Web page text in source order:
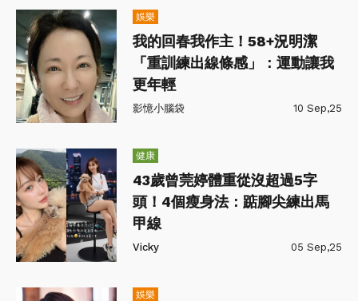
娛樂
我的回春我作主！58+況明潔
「重訓練出線條感」：運動讓我
更年輕
影憶小腦袋 10 Sep,25
健康
43歲曾莞婷體重從沒超過5字
頭！4個瘦身法：踮腳尖練出馬
甲線
Vicky 05 Sep,25
娛樂